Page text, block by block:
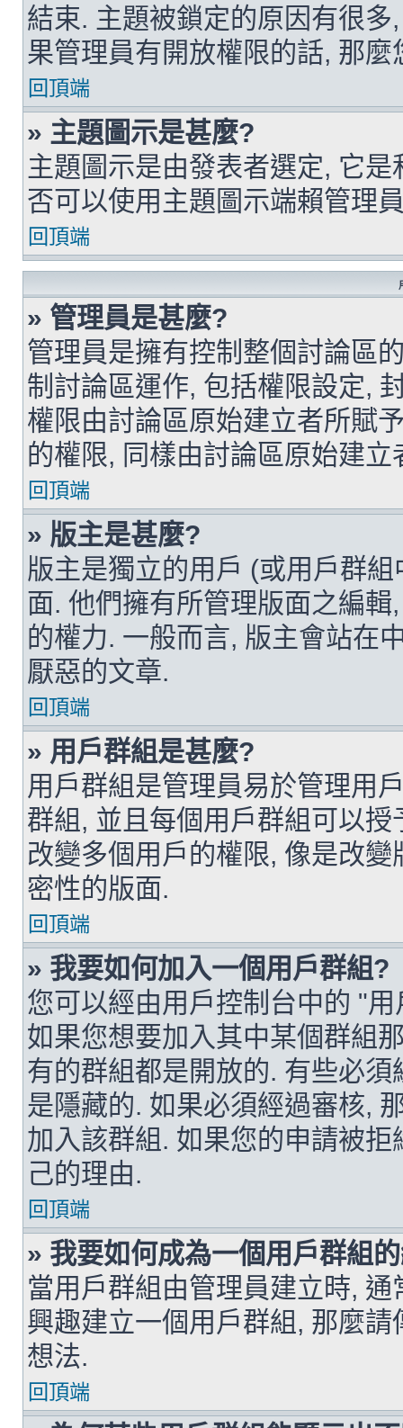
結束. 主題被鎖定的原因有很
果管理員有開放權限的話, 那
回頂端
» 主題圖示是甚麼?
主題圖示是由發表者選定, 它
否可以使用主題圖示端賴管理
回頂端
» 管理員是甚麼?
管理員是擁有控制整個討論區
制討論區運作, 包括權限設定,
權限由討論區原始建立者所賦
的權限, 同樣由討論區原始建立
回頂端
» 版主是甚麼?
版主是獨立的用戶 (或用戶群
面. 他們擁有所管理版面之編
的權力. 一般而言, 版主會站在
厭惡的文章.
回頂端
» 用戶群組是甚麼?
用戶群組是管理員易於管理用
群組, 並且每個用戶群組可以
改變多個用戶的權限, 像是改
密性的版面.
回頂端
» 我要如何加入一個用戶群組?
您可以經由用戶控制台中的 "
如果您想要加入其中某個群組
有的群組都是開放的. 有些必
是隱藏的. 如果必須經過審核,
加入該群組. 如果您的申請被
己的理由.
回頂端
» 我要如何成為一個用戶群組
當用戶群組由管理員建立時,
興趣建立一個用戶群組, 那麼
想法.
回頂端